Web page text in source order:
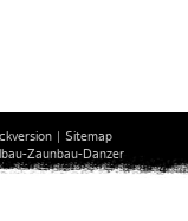
| Sitemap
Zaunbau-Danzer